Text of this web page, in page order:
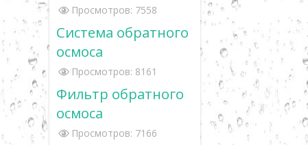
Просмотров: 7558
Система обратного
осмоса
Просмотров: 8161
Фильтр обратного
осмоса
Просмотров: 7166